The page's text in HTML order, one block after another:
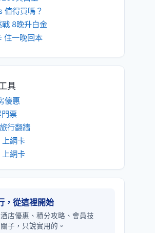
值得買嗎？
8晚升白金
住一晚回本
具
優惠
票
行翻牆
上網卡
網卡
，從這裡開始
店優惠、積分攻略、會員技
子，只說實用的。